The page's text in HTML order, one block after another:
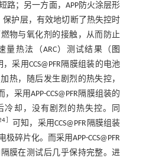
路；另一方面，APP防火涂层形
保护层，有效地切断了热失控时
物与氧化剂的接触，从而防止
量热法（ARC）测试结果（ 图
，采用CCS@PFR隔膜组装的电池
热，随后发生剧烈的热失控，
采用APP-CCS@PFR隔膜组装的
冷却，没有剧烈的热失控。同
］
可知，采用CCS@PFR隔膜组装
碎片化。而采用APP-CCS@PFR
膜在测试后几乎保持完整。进